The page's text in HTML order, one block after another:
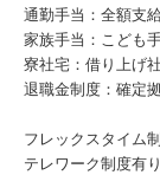
通勤手当：全額支
家族手当：こども
寮社宅：借り上げ
退職金制度：確定
フレックスタイム
テレワーク制度有り